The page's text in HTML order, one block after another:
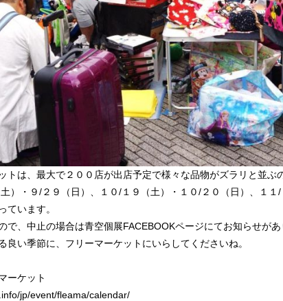
トは、最大で２００店が出店予定で様々な品物がズラリと並ぶ
）・９/２９（日）、１０/１９（土）・１０/２０（日）、１
ています。
で、中止の場合は青空個展FACEBOOKページにてお知らせがあ
良い季節に、フリーマーケットにいらしてくださいね。
ーケット
jp/event/fleama/calendar/